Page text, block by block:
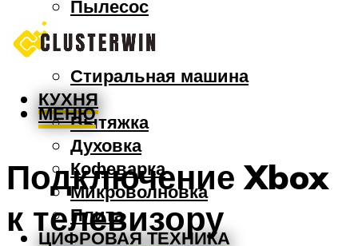
Пылесос
Утюг
Швабра
Стиральная машина
КУХНЯ
Вытяжка
Духовка
Кофеварка
Микроволновка
Плита
ЦИФРОВАЯ ТЕХНИКА
МЕНЮ
Подключение Xbox
к телевизору